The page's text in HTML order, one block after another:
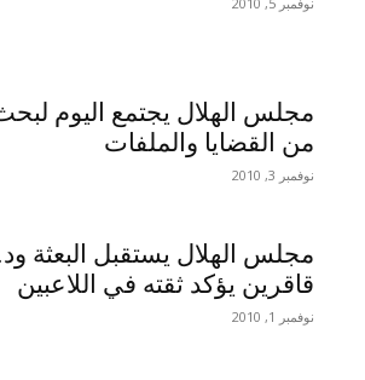
مجلس الهلال يجتمع اليوم
من القضايا والملفات
نوفمبر 3, 2010
مجلس الهلال يستقبل البعثة ود.
قاقرين يؤكد ثقته في اللاعبين
نوفمبر 1, 2010